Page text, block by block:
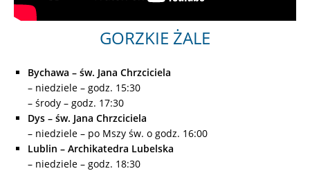
GORZKIE ŻALE
Bychawa – św. Jana Chrzciciela
– niedziele – godz. 15:30
– środy – godz. 17:30
Dys – św. Jana Chrzciciela
– niedziele – po Mszy św. o godz. 16:00
Lublin – Archikatedra Lubelska
– niedziele – godz. 18:30